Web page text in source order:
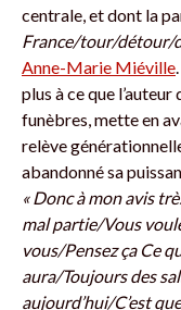
centrale, et dont la
France/tour/détour/
Anne-Marie Miéville
plus à ce que l’auteur
funèbres, mette en
relève
abandonné sa
« Donc à mon avis
mal partie/Vous
vous/Pensez ça Ce
aura/Toujours des
aujourd’hui/C’est